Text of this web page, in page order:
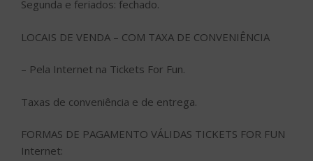
Segunda e feriados: fechado.
LOCAIS DE VENDA – COM TAXA DE CONVENIÊNCIA
– Pela Internet na Tickets For Fun.
Taxas de conveniência e de entrega.
FORMAS DE PAGAMENTO VÁLIDAS TICKETS FOR FUN
Internet: